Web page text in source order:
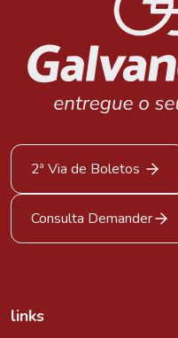
2ª Via de Boletos
Consulta Demander
links